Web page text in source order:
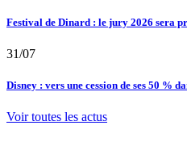
Festival de Dinard : le jury 2026 sera
31/07
Disney : vers une cession de ses 50 %
Voir toutes les actus